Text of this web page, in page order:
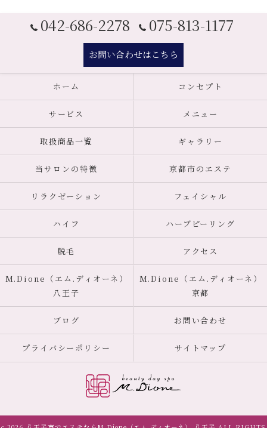
042-686-2278 075-813-1177
お問い合わせはこちら
ホーム コンセプト
サービス メニュー
取扱商品一覧 ギャラリー
当サロンの特徴 京都市のエステ
リラクゼーション フェイシャル
ハイフ ハーブピーリング
脱毛 アクセス
M.Dione（エム.ディオーネ）
八王子
M.Dione（エム.ディオーネ）
京都
ブログ お問い合わせ
プライバシーポリシー サイトマップ